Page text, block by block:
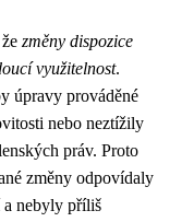
změny dispozice
využitelnost.
úpravy prováděné
nebo neztížily
práv. Proto
změny odpovídaly
a nebyly příliš